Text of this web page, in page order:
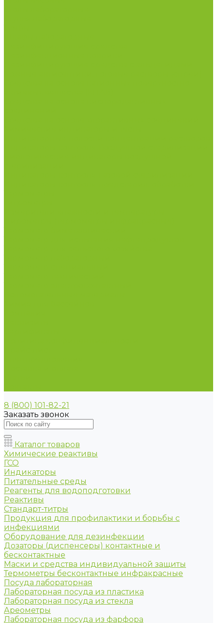
8 (800) 101-82-21
Заказать звонок
Каталог товаров
Химические реактивы
ГСО
Индикаторы
Питательные среды
Реагенты для водоподготовки
Реактивы
Стандарт-титры
Продукция для профилактики и борьбы с
инфекциями
Оборудование для дезинфекции
Дозаторы (диспенсеры) контактные и
бесконтактные
Маски и средства индивидуальной защиты
Термометры бесконтактные инфракрасные
Посуда лабораторная
Лабораторная посуда из пластика
Лабораторная посуда из стекла
Ареометры
Лабораторная посуда из фарфора